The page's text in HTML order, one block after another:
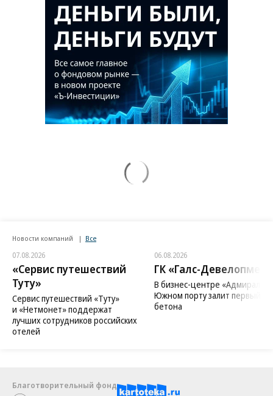
Новости компаний Все
07.08.2026
«Сервис путешествий
Туту»
Сервис путешествий «Туту»
и «Нетмонет» поддержат
лучших сотрудников российских
отелей
06.08.2026
ГК «Галс-
В бизнес-центре «Адмирал» в
Южном порту залит первый
бетона
Благотворительный фонд